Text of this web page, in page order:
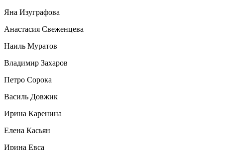
Яна Изуграфова
Анастасия Свеженцева
Наиль Муратов
Владимир Захаров
Петро Сорока
Василь Довжик
Ирина Каренина
Елена Касьян
Ирина Евса